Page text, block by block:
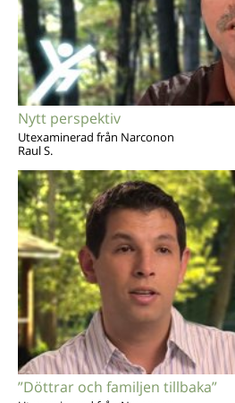
Nytt perspektiv
Utexaminerad från Narconon
Raul S.
”Döttrar och familjen tillbaka”